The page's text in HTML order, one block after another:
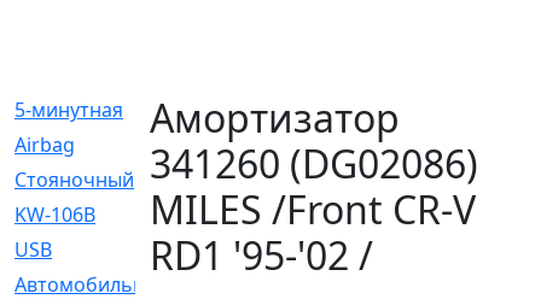
5-минутная
[1]
Airbag
[18]
Cтояночный
[1]
KW-106B
[0]
USB
[6]
Автомобильное
Амортизатор
341260 (DG02086)
MILES /Front CR-V
RD1 '95-'02 /